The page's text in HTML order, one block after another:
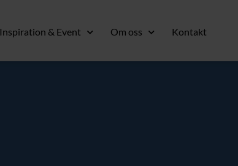
Inspiration & Event Om oss Kontakt